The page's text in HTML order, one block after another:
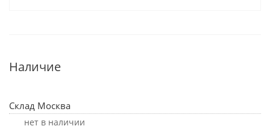
Наличие
Склад Москва
Нет в наличии